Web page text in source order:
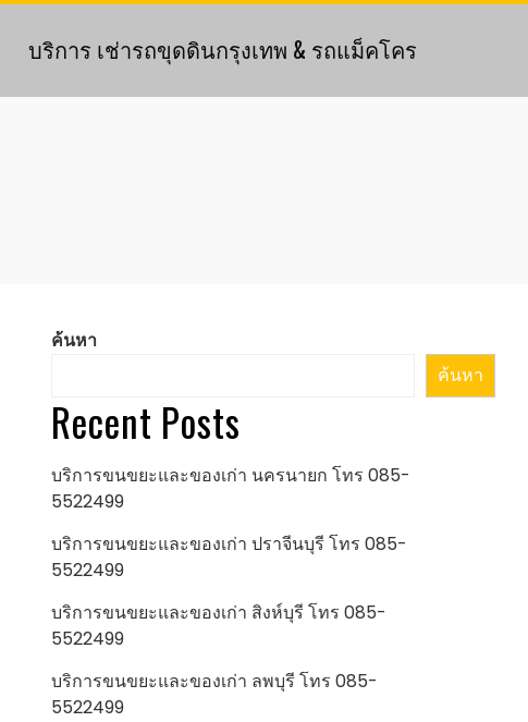
บริการ เช่ารถขุดดินกรุงเทพ & รถแม็คโคร
ค้นหา
ค้นหา
Recent Posts
บริการขนขยะและของเก่า นครนายก โทร 085-
5522499
บริการขนขยะและของเก่า ปราจีนบุรี โทร 085-
5522499
บริการขนขยะและของเก่า สิงห์บุรี โทร 085-
5522499
บริการขนขยะและของเก่า ลพบุรี โทร 085-
5522499